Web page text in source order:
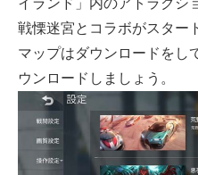
戦慄迷宮とコラボがスター
マップはダウンロードをし
ウンロードしましょう。